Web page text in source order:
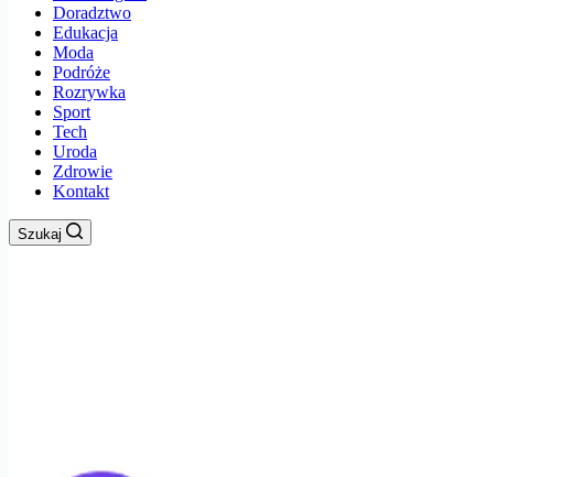
Doradztwo
Edukacja
Moda
Podróże
Rozrywka
Sport
Tech
Uroda
Zdrowie
Kontakt
Szukaj